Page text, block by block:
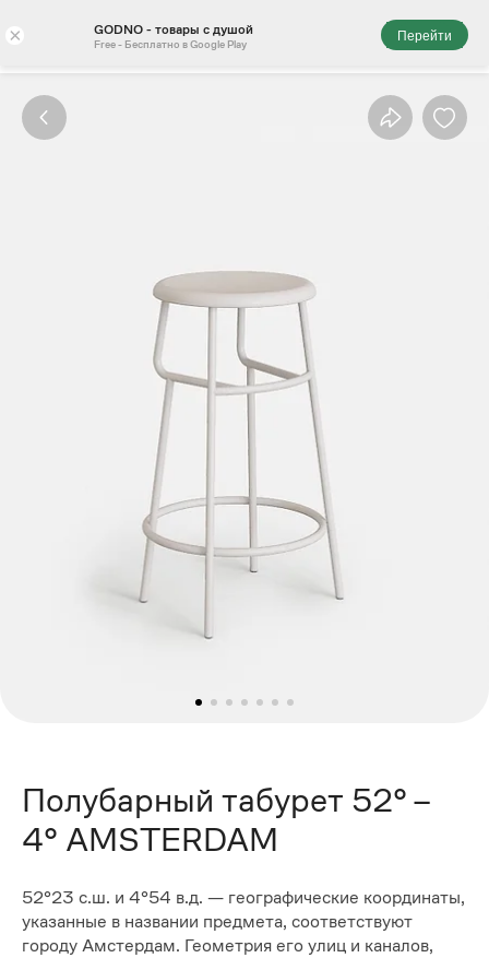
× GODNO - товары с душой
Free - Бесплатно в Google Play
Перейти
Полубарный табурет 52° –
4° AMSTERDAM
52°23 с.ш. и 4°54 в.д. — географические координаты,
указанные в названии предмета, соответствуют
городу Амстердам. Геометрия его улиц и каналов,